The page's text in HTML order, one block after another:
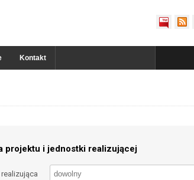
Kontakt
projektu i jednostki realizującej